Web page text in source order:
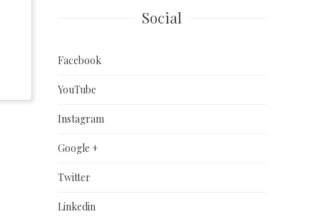
Social
Facebook
YouTube
Instagram
Google +
Twitter
Linkedin